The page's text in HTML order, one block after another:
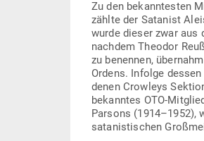
auf dem Hügel
den Beginn der
Er glaubte fest daran,
poli­ti­schen Akti­vi­täten
kreuzer sowie
dustrie (
Rudolf Steiner sorgte